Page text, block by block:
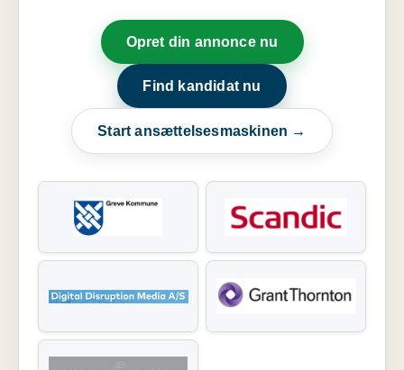
Opret din annonce nu
Find kandidat nu
Start ansættelsesmaskinen →